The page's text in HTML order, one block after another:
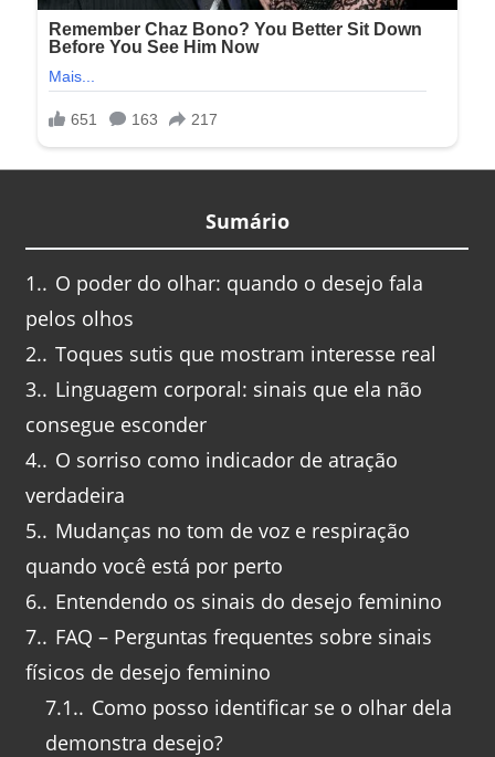
Sumário
1. O poder do olhar: quando o desejo fala
pelos olhos
2. Toques sutis que mostram interesse real
3. Linguagem corporal: sinais que ela não
consegue esconder
4. O sorriso como indicador de atração
verdadeira
5. Mudanças no tom de voz e respiração
quando você está por perto
6. Entendendo os sinais do desejo feminino
7. FAQ – Perguntas frequentes sobre sinais
físicos de desejo feminino
7.1. Como posso identificar se o olhar dela
demonstra desejo?